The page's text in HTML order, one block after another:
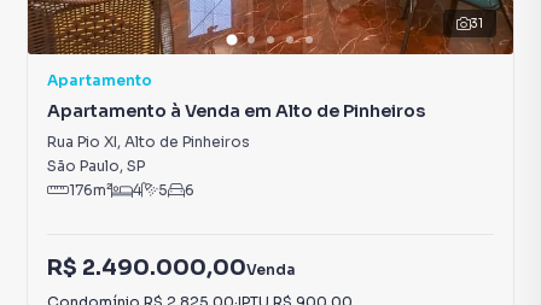
31
Apartamento
Apartamento à Venda em Alto de Pinheiros
Rua Pio XI, Alto de Pinheiros
São Paulo, SP
176m² 4 5 6
R$ 2.490.000,00Venda
Condomínio R$ 2.825,00·IPTU R$ 900,00